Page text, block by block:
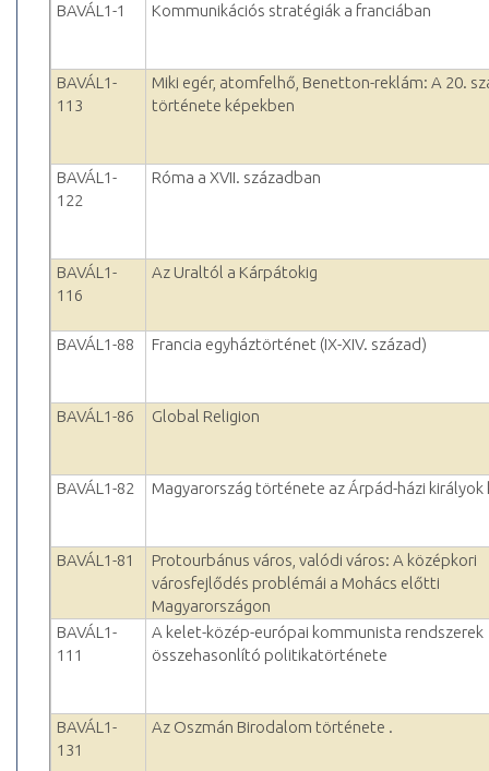
BAVÁL1-1 Kommunikációs stratégiák a franciában
BAVÁL1-
113
Miki egér, atomfelhő, Benetton-reklám: A 20.
története képekben
BAVÁL1-
122
Róma a XVII. században
BAVÁL1-
116
Az Uraltól a Kárpátokig
BAVÁL1-88 Francia egyháztörténet (IX-XIV. század)
BAVÁL1-86 Global Religion
BAVÁL1-82 Magyarország története az Árpád-házi királyok
BAVÁL1-81
Protourbánus város, valódi város: A középkori
városfejlődés problémái a Mohács előtti
Magyarországon
BAVÁL1-
111
A kelet-közép-európai kommunista rendszerek
összehasonlító politikatörténete
BAVÁL1-
131
Az Oszmán Birodalom története .